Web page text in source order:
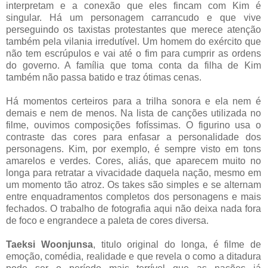
interpretam e a conexão que eles fincam com Kim é
singular. Há um personagem carrancudo e que vive
perseguindo os taxistas protestantes que merece atenção
também pela vilania irredutível. Um homem do exército que
não tem escrúpulos e vai até o fim para cumprir as ordens
do governo. A família que toma conta da filha de Kim
também não passa batido e traz ótimas cenas.
Há momentos certeiros para a trilha sonora e ela nem é
demais e nem de menos. Na lista de canções utilizada no
filme, ouvimos composições fofíssimas. O figurino usa o
contraste das cores para enfasar a personalidade dos
personagens. Kim, por exemplo, é sempre visto em tons
amarelos e verdes. Cores, aliás, que aparecem muito no
longa para retratar a vivacidade daquela nação, mesmo em
um momento tão atroz. Os takes são simples e se alternam
entre enquadramentos completos dos personagens e mais
fechados. O trabalho de fotografia aqui não deixa nada fora
de foco e engrandece a paleta de cores diversa.
Taeksi Woonjunsa, titulo original do longa, é filme de
emoção, comédia, realidade e que revela o como a ditadura